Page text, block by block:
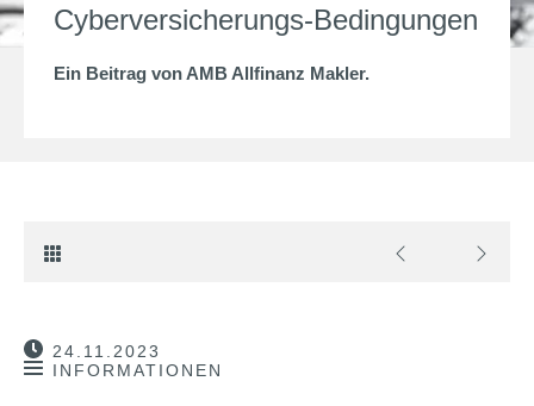
Cyberversicherungs-Bedingungen
Ein Beitrag von AMB Allfinanz Makler.
24.11.2023
INFORMATIONEN